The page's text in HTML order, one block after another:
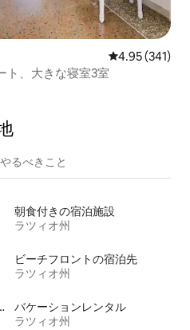
レビュー341
4.95 (341)
ト、大きな寝室3室
やるべきこと
朝食付きの宿泊施設
ラツィオ州
ビーチフロントの宿泊先
ラツィオ州
の宿泊施設
バケーションレンタル
ラツィオ州